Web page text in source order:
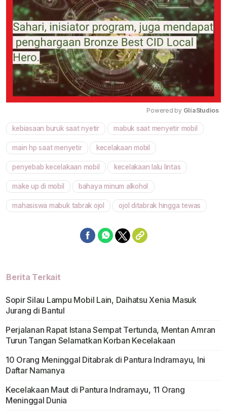
Mute
Powered by GliaStudios
kebiasaan buruk saat nyetir mabuk saat menyetir mobil
main hp saat menyetir kecelakaan mobil
penyebab kecelakaan mobil kecelakaan lalu lintas
make up di mobil bahaya minum alkohol
mahasiswa mabuk tabrak ojol ojol ditabrak hingga tewas
Berita Terkait
Sopir Silau Lampu Mobil Lain, Daihatsu Xenia Masuk
Jurang di Bantul
Perjalanan Rapat Istana Sempat Tertunda, Mentan Amran
Turun Tangan Selamatkan Korban Kecelakaan
10 Orang Meninggal Ditabrak di Pantura Indramayu, Ini
Daftar Namanya
Kecelakaan Maut di Pantura Indramayu, 11 Orang
Meninggal Dunia